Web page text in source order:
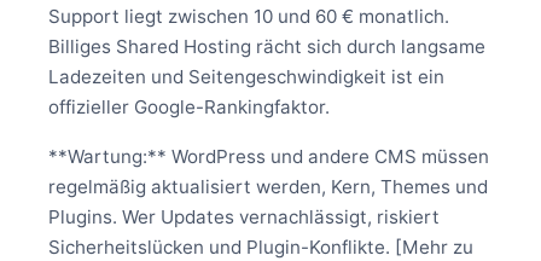
Support liegt zwischen 10 und 60 € monatlich.
Billiges Shared Hosting rächt sich durch langsame
Ladezeiten und Seitengeschwindigkeit ist ein
offizieller Google-Rankingfaktor.
**Wartung:** WordPress und andere CMS müssen
regelmäßig aktualisiert werden, Kern, Themes und
Plugins. Wer Updates vernachlässigt, riskiert
Sicherheitslücken und Plugin-Konflikte. [Mehr zu